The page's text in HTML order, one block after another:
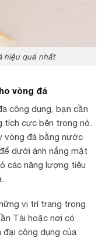
hiệu quả nhất
vòng đá
công dụng, bạn cần
tích cực bên trong nó.
vòng đá bằng nước
dưới ánh nắng mặt
các năng lượng tiêu
vị trí trang trọng
Tài hoặc nơi có
công dụng của